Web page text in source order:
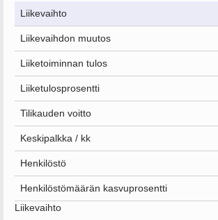
Liikevaihto
Liikevaihdon muutos
Liiketoiminnan tulos
Liiketulosprosentti
Tilikauden voitto
Keskipalkka / kk
Henkilöstö
Henkilöstömäärän kasvuprosentti
Liikevaihto